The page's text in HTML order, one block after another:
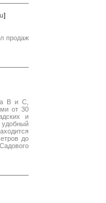
]
продаж
B и C,
от 30
и
удобный
до